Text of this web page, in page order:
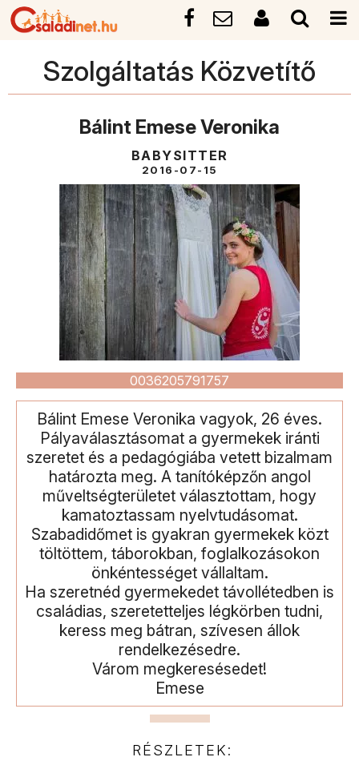
Szolgáltatás Közvetítő
Bálint Emese Veronika
BABYSITTER
2016-07-15
0036205791757
Bálint Emese Veronika vagyok, 26 éves.
Pályaválasztásomat a gyermekek iránti
szeretet és a pedagógiába vetett bizalmam
határozta meg. A tanítóképzőn angol
műveltségterületet választottam, hogy
kamatoztassam nyelvtudásomat.
Szabadidőmet is gyakran gyermekek közt
töltöttem, táborokban, foglalkozásokon
önkéntességet vállaltam.
Ha szeretnéd gyermekedet távollétedben is
családias, szeretetteljes légkörben tudni,
keress meg bátran, szívesen állok
rendelkezésedre.
Várom megkeresésedet!
Emese
RÉSZLETEK: